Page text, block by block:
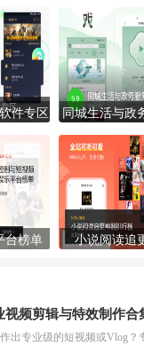
件专区 同城生活与政
台榜单 小说阅读追
视频剪辑与特效制作合